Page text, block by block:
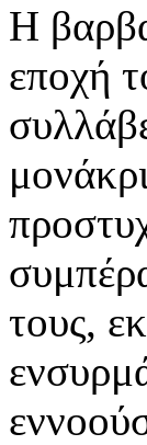
Η
εποχή
τους,